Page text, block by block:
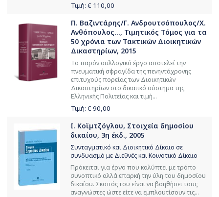
Τιμή: € 110,00
Π. Βαζιντάρης/Γ. Ανδρουτσόπουλος/Χ.
Ανθόπουλος..., Τιμητικός Τόμος για τα
50 χρόνια των Τακτικών Διοικητικών
Δικαστηρίων, 2015
Το παρόν συλλογικό έργο αποτελεί την
πνευματική σφραγίδα της πενηντάχρονης
επιτυχούς πορείας των Διοικητικών
Δικαστηρίων στο δικαιικό σύστημα της
Ελληνικής Πολιτείας και τιμή...
Τιμή: € 90,00
Ι. Κοϊμτζόγλου, Στοιχεία δημοσίου
δικαίου, 3η έκδ., 2005
Συνταγματικό και Διοικητικό Δίκαιο σε
συνδυασμό με Διεθνές και Κοινοτικό Δίκαιο
Πρόκειται για έργο που καλύπτει με τρόπο
συνοπτικό αλλά επαρκή την ύλη του δημοσίου
δικαίου. Σκοπός του είναι να βοηθήσει τους
αναγνώστες ώστε είτε να εμπλουτίσουν τις...